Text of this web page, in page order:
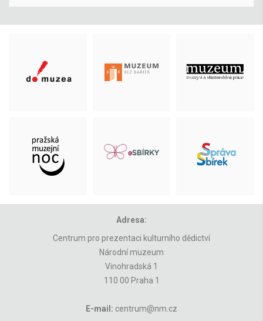
Adresa:
Centrum pro prezentaci kulturního dědictví
Národní muzeum
Vinohradská 1
110 00 Praha 1
E-mail: centrum@nm.cz